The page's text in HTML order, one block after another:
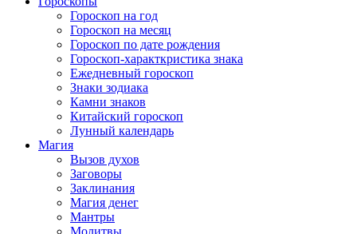
Гороскоп на год
Гороскоп на месяц
Гороскоп по дате рождения
Гороскоп-характкристика знака
Ежедневный гороскоп
Знаки зодиака
Камни знаков
Китайский гороскоп
Лунный календарь
Магия
Вызов духов
Заговоры
Заклинания
Магия денег
Мантры
Молитвы